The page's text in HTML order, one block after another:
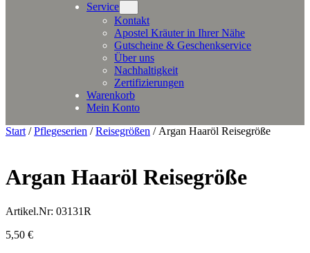
Service
Kontakt
Apostel Kräuter in Ihrer Nähe
Gutscheine & Geschenkservice
Über uns
Nachhaltigkeit
Zertifizierungen
Warenkorb
Mein Konto
Start /Pflegeserien /Reisegrößen / Argan Haaröl Reisegröße
Argan Haaröl Reisegröße
Artikel.Nr: 03131R
5,50 €